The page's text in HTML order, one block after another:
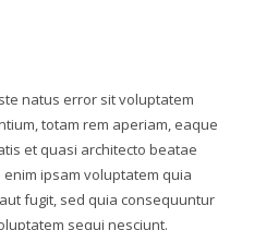
natus error sit voluptatem
totam rem aperiam, eaque
et quasi architecto beatae
ipsam voluptatem quia
fugit, sed quia consequuntur
sequi nesciunt.